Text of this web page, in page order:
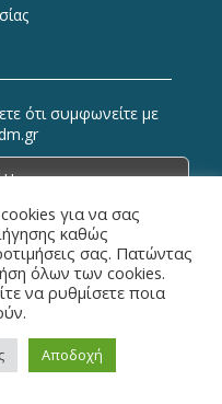
ότι συμφωνείτε με
| All Rights Reserved.
Innovations
για να σας
καθώς
σας. Πατώντας
όλων των cookies.
να ρυθμίσετε ποια
Αποδοχή